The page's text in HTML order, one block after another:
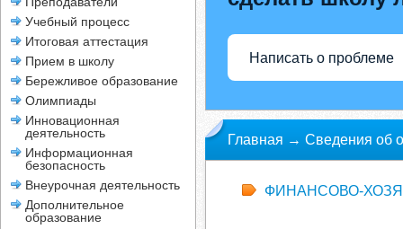
Учебный процесс
Итоговая аттестация
Прием в школу
Бережливое образование
Олимпиады
Инновационная
деятельность
Информационная
безопасность
Внеурочная деятельность
Дополнительное
образование
Написать о проблеме
Главная → Сведения об
ФИНАНСОВО-